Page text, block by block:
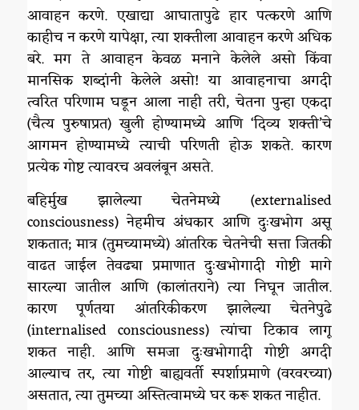
आवाहन करणे. एखाद्या आघातापुढे हार पत्करणे आणि
काहीच न करणे यापेक्षा, त्या शक्तीला आवाहन करणे अधिक
बरे. मग ते आवाहन केवळ मनाने केलेले असो किंवा
मानसिक शब्दांनी केलेले असो! या आवाहनाचा अगदी
त्वरित परिणाम घडून आला नाही तरी, चेतना पुन्हा एकदा
(चैत्य पुरुषाप्रत) खुली होण्यामध्ये आणि ‘दिव्य शक्ती’चे
आगमन होण्यामध्ये त्याची परिणती होऊ शकते. कारण
प्रत्येक गोष्ट त्यावरच अवलंबून असते.
बहिर्मुख झालेल्या चेतनेमध्ये (externalised
consciousness) नेहमीच अंधकार आणि दुःखभोग असू
शकतात; मात्र (तुमच्यामध्ये) आंतरिक चेतनेची सत्ता जितकी
वाढत जाईल तेवढ्या प्रमाणात दुःखभोगादी गोष्टी मागे
सारल्या जातील आणि (कालांतराने) त्या निघून जातील.
कारण पूर्णतया आंतरिकीकरण झालेल्या चेतनेपुढे
(internalised consciousness) त्यांचा टिकाव लागू
शकत नाही. आणि समजा दुःखभोगादी गोष्टी अगदी
आल्याच तर, त्या गोष्टी बाह्यवर्ती स्पर्शाप्रमाणे (वरवरच्या)
असतात, त्या तुमच्या अस्तित्वामध्ये घर करू शकत नाहीत.